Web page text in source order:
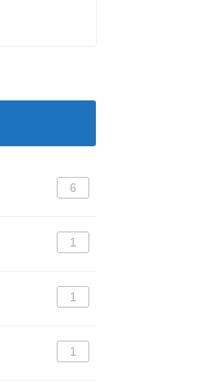
6
1
1
1